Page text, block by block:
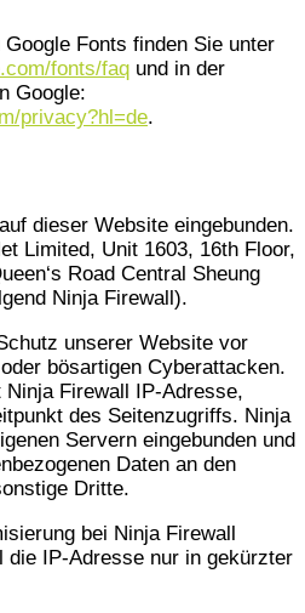
Fonts finden Sie unter
fonts/faq und in der
Google:
privacy?hl=de.
dieser Website eingebunden.
Limited, Unit 1603, 16th Floor,
Road Central Sheung
Ninja Firewall).
unserer Website vor
bösartigen Cyberattacken.
Firewall IP-Adresse,
des Seitenzugriffs. Ninja
Servern eingebunden und
Daten an den
Dritte.
bei Ninja Firewall
die IP-Adresse nur in gekürzter